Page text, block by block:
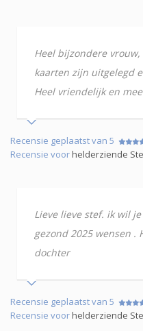
Heel bijzondere
kaarten zijn uitgelegd
Heel vriendelijk en
Recensie geplaatst van 5
Recensie voorhelderziende
Lieve lieve stef. ik wil
gezond 2025 wensen .
dochter
Recensie geplaatst van 5
Recensie voorhelderziende